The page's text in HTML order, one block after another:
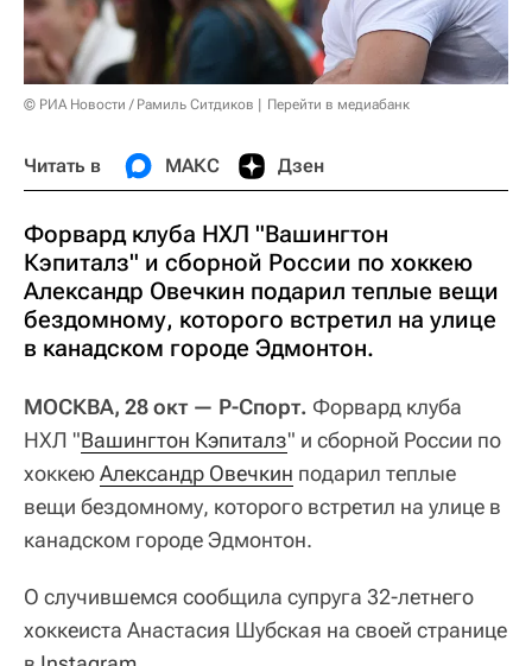
© РИА Новости / Рамиль Ситдиков Перейти в медиабанк
Читать в МАКС Дзен
Форвард клуба НХЛ "Вашингтон
Кэпиталз" и сборной России по хоккею
Александр Овечкин подарил теплые вещи
бездомному, которого встретил на улице
в канадском городе Эдмонтон.
МОСКВА, 28 окт — Р-Спорт. Форвард клуба
НХЛ "Вашингтон Кэпиталз" и сборной России по
хоккеюАлександр Овечкин подарил теплые
вещи бездомному, которого встретил на улице в
канадском городе Эдмонтон.
О случившемся сообщила супруга 32-летнего
хоккеиста Анастасия Шубская на своей странице